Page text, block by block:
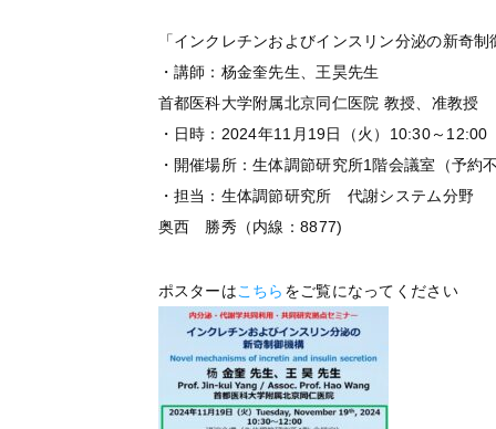
「インクレチンおよびインスリン分泌の新奇制
・講師：杨金奎先生、王昊先生
首都医科大学附属北京同仁医院 教授、准教授
・日時：2024年11月19日（火）10:30～12:00
・開催場所：⽣体調節研究所1階会議室（予約
・担当：生体調節研究所 代謝システム分野
奥西 勝秀（内線：8877)
ポスターはこちら をご覧になってください